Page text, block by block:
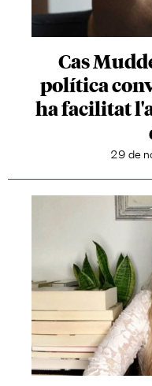
Cas
política
ha facilitat
29 de